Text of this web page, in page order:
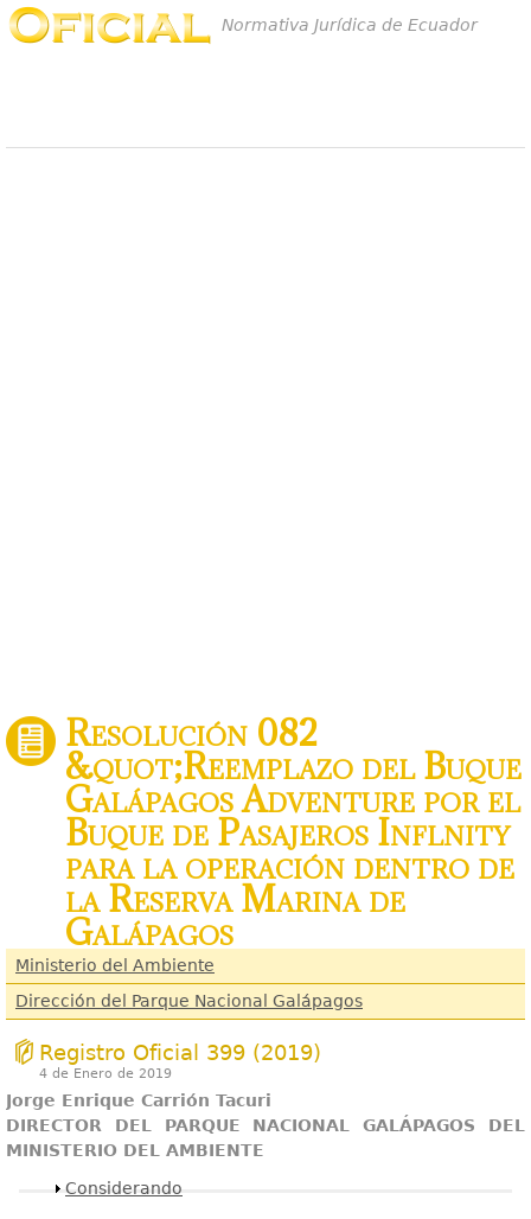
Normativa Jurídica de Ecuador
Resolución 082
&quot;Reemplazo del Buque
Galápagos Adventure por el
Buque de Pasajeros Inflnity
para la operación dentro de
la Reserva Marina de
Galápagos
Ministerio del Ambiente
Dirección del Parque Nacional Galápagos
Registro Oficial 399 (2019)
4 de Enero de 2019
Jorge Enrique Carrión Tacuri
DIRECTOR DEL PARQUE NACIONAL GALÁPAGOS DEL
MINISTERIO DEL AMBIENTE
Mostrar
Considerando